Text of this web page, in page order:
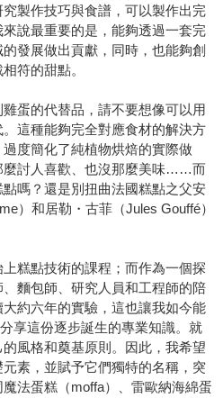
製作技巧與食譜，可以製作出完
說最重要的是，能夠透過一套完
發展做出貢獻，同時，也能夠創
符的甜點。
蛋的代替品，請不要想像可以用
這種能夠完全對應食材的解決方
度簡化了純植物烘焙的實際做
麼討人喜歡、也沒那麼美味……而
嗎？還是別扭曲法國糕點之父安
）和居勒・古菲（Jules Gouffé）
糕點技術的課程；而作為一個探
麵包師、研究人員和工程師的陪
約六年的實驗，這也讓我如今能
享這份逐步誕生的專業知識。就
風格和奠基原則。因此，我希望
素，並賦予它們獨特的名稱，突
法蛋糕（moffa）、雷歐納海綿蛋